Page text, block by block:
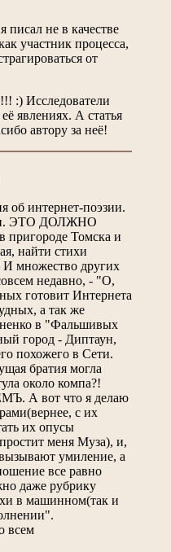
не в качестве
участник процесса,
от
:) Исследователи
явлениях. А статья
автору за неё!
об интернет-поэзии.
ЭТО ДОЛЖНО
пригороде Томска и
найти стихи
множество других
недавно, - "О,
готовит Интернета
а так же
в "Фальшивых
город - Диптаун,
похожего в Сети.
братия могла
около компа?!
А вот что я делаю
с их
их опусы
меня Муза), и,
умиление, а
все равно
даже рубрику
в машинном(так и
всем